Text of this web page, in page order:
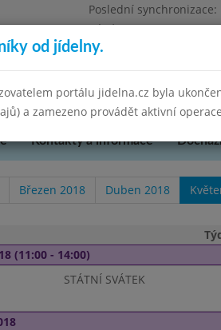
Poslední synchronizace:
Pátek 2.7.2021 16:09
okres Brno-venkov,
Kontakty a informace
Březen 2018 Duben 2018
(11:00 - 14:00)
STÁTNÍ SVÁTEK
od jídelny.
portálu jidelna.cz byla
a zamezeno provádět aktivní